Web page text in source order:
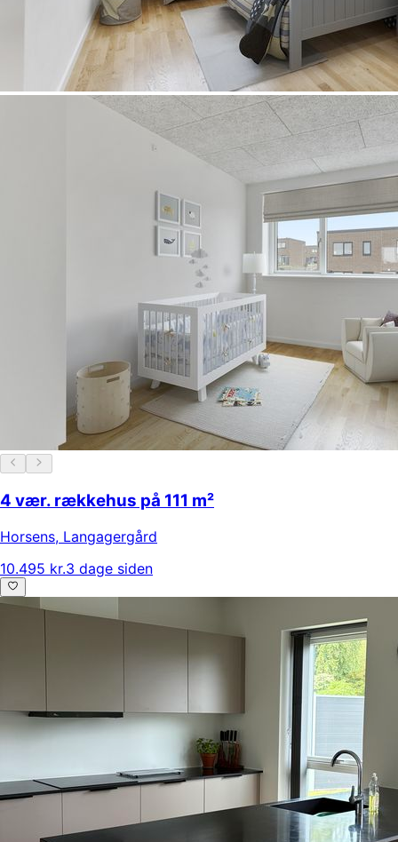
4 vær. rækkehus på 111 m²
Horsens, Langagergård
10.495 kr.3 dage siden